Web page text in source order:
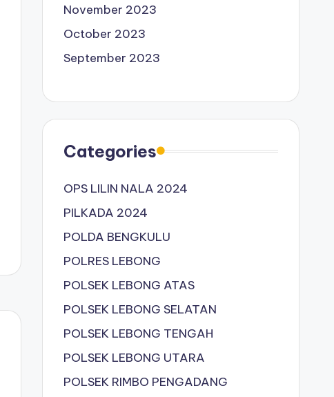
November 2023
October 2023
September 2023
Categories
OPS LILIN NALA 2024
PILKADA 2024
POLDA BENGKULU
POLRES LEBONG
POLSEK LEBONG ATAS
POLSEK LEBONG SELATAN
POLSEK LEBONG TENGAH
POLSEK LEBONG UTARA
POLSEK RIMBO PENGADANG